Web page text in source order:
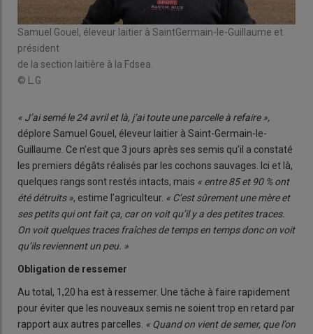
Samuel Gouel, éleveur laitier à SaintGermain-le-Guillaume et
président
de la section laitière à la Fdsea.
© L.G
« J’ai semé le 24 avril et là, j’ai toute une parcelle à refaire »,
déplore Samuel Gouel, éleveur laitier à Saint-Germain-le-
Guillaume. Ce n’est que 3 jours après ses semis qu’il a constaté
les premiers dégâts réalisés par les cochons sauvages. Ici et là,
quelques rangs sont restés intacts, mais « entre 85 et 90 % ont
été détruits », estime l’agriculteur. « C’est sûrement une mère et
ses petits qui ont fait ça, car on voit qu’il y a des petites traces.
On voit quelques traces fraîches de temps en temps donc on voit
qu’ils reviennent un peu. »
Obligation de ressemer
Au total, 1,20 ha est à ressemer. Une tâche à faire rapidement
pour éviter que les nouveaux semis ne soient trop en retard par
rapport aux autres parcelles. « Quand on vient de semer, que l’on